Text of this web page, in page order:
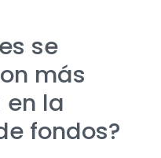
se
más
la
fondos?